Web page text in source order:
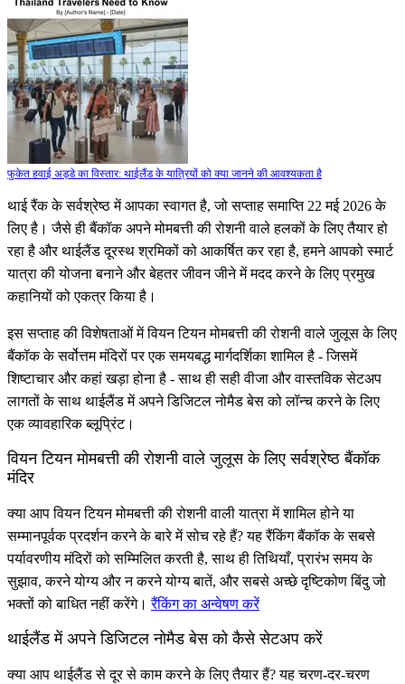
फुकेत हवाई अड्डे का विस्तार: थाईलैंड के यात्रियों को क्या जानने की आवश्यकता है
थाई रैंक के सर्वश्रेष्ठ में आपका स्वागत है, जो सप्ताह समाप्ति 22 मई 2026 के
लिए है। जैसे ही बैंकॉक अपने मोमबत्ती की रोशनी वाले हलकों के लिए तैयार हो
रहा है और थाईलैंड दूरस्थ श्रमिकों को आकर्षित कर रहा है, हमने आपको स्मार्ट
यात्रा की योजना बनाने और बेहतर जीवन जीने में मदद करने के लिए प्रमुख
कहानियों को एकत्र किया है।
इस सप्ताह की विशेषताओं में वियन टियन मोमबत्ती की रोशनी वाले जुलूस के लिए
बैंकॉक के सर्वोत्तम मंदिरों पर एक समयबद्ध मार्गदर्शिका शामिल है - जिसमें
शिष्टाचार और कहां खड़ा होना है - साथ ही सही वीजा और वास्तविक सेटअप
लागतों के साथ थाईलैंड में अपने डिजिटल नोमैड बेस को लॉन्च करने के लिए
एक व्यावहारिक ब्लूप्रिंट।
वियन टियन मोमबत्ती की रोशनी वाले जुलूस के लिए सर्वश्रेष्ठ बैंकॉक
मंदिर
क्या आप वियन टियन मोमबत्ती की रोशनी वाली यात्रा में शामिल होने या
सम्मानपूर्वक प्रदर्शन करने के बारे में सोच रहे हैं? यह रैंकिंग बैंकॉक के सबसे
पर्यावरणीय मंदिरों को सम्मिलित करती है, साथ ही तिथियाँ, प्रारंभ समय के
सुझाव, करने योग्य और न करने योग्य बातें, और सबसे अच्छे दृष्टिकोण बिंदु जो
भक्तों को बाधित नहीं करेंगे।रैंकिंग का अन्वेषण करें
थाईलैंड में अपने डिजिटल नोमैड बेस को कैसे सेटअप करें
क्या आप थाईलैंड से दूर से काम करने के लिए तैयार हैं? यह चरण-दर-चरण